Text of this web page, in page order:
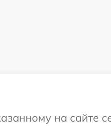
на сайте